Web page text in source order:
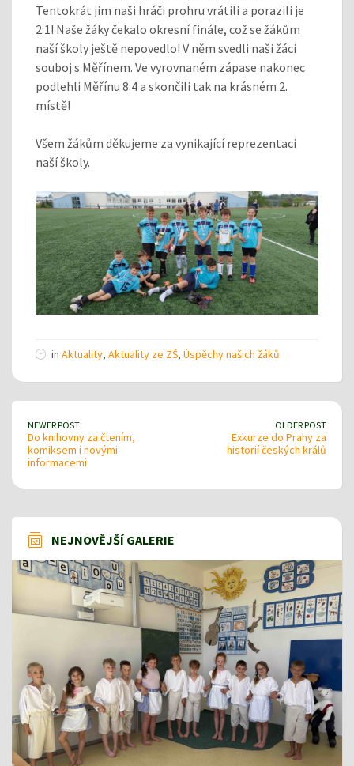
Tentokrát jim naši hráči prohru vrátili a porazili je
2:1! Naše žáky čekalo okresní finále, což se žákům
naší školy ještě nepovedlo! V něm svedli naši žáci
souboj s Měřínem. Ve vyrovnaném zápase nakonec
podlehli Měřínu 8:4 a skončili tak na krásném 2.
místě!
Všem žákům děkujeme za vynikající reprezentaci
naší školy.
in Aktuality, Aktuality ze ZŠ, Úspěchy našich žáků
NEWER POST
Do knihovny za čtením,
komiksem i novými
informacemi
OLDER POST
Exkurze do Prahy za
historií českých králů
NEJNOVĚJŠÍ GALERIE